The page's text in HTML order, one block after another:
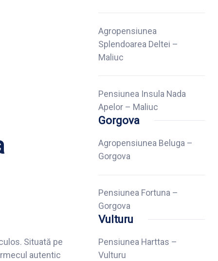
Situată pe
autentic
Agropensiunea
Splendoarea Deltei –
Maliuc
Pensiunea Insula Nada
Apelor – Maliuc
Gorgova
Agropensiunea Beluga –
Gorgova
Pensiunea Fortuna –
Gorgova
Vulturu
Pensiunea Harttas –
Vulturu